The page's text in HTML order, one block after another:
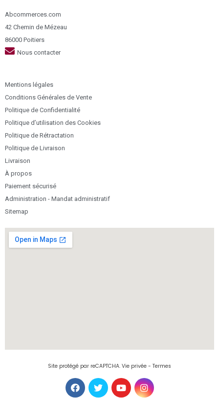
Abcommerces.com
42 Chemin de Mézeau
86000 Poitiers
Nous contacter
Mentions légales
Conditions Générales de Vente
Politique de Confidentialité
Politique d’utilisation des Cookies
Politique de Rétractation
Politique de Livraison
Livraison
À propos
Paiement sécurisé
Administration - Mandat administratif
Sitemap
Site protégé par reCAPTCHA. Vie privée - Termes